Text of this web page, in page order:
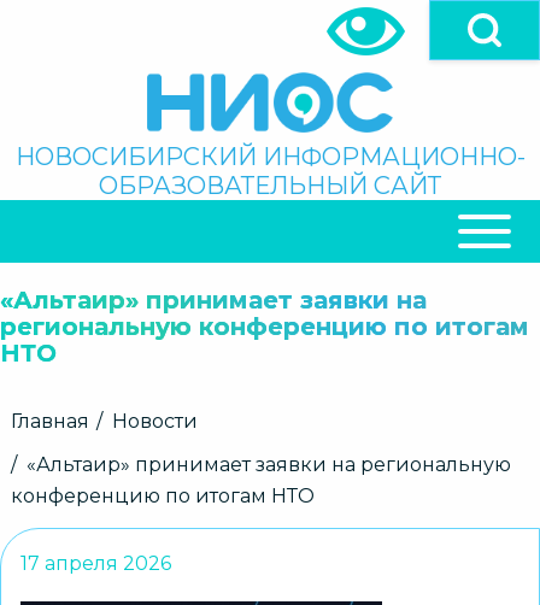
Поиск
НОВОСИБИРСКИЙ ИНФОРМАЦИОННО-
ОБРАЗОВАТЕЛЬНЫЙ САЙТ
НАВИГАЦИЯ
«Альтаир» принимает заявки на
региональную конференцию по итогам
НТО
Строка
Главная
Новости
«Альтаир» принимает заявки на региональную
конференцию по итогам НТО
17 апреля 2026